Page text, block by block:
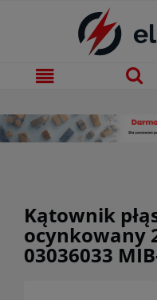
Kątownik
ocynkowany
03036033